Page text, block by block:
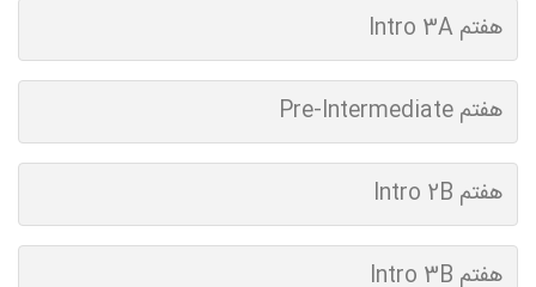
هفتم Intro 3A
هفتم Pre-Intermediate
هفتم Intro 2B
هفتم Intro 3B